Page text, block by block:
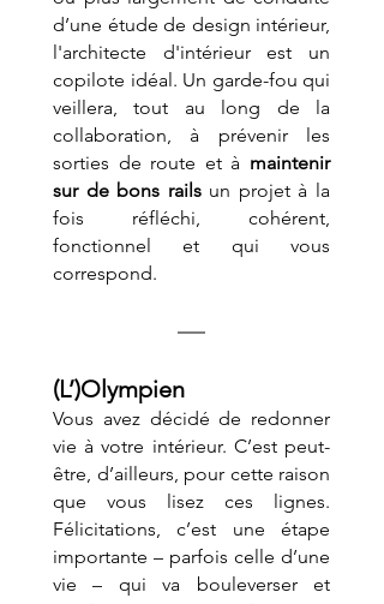
d’une étude de design intérieur,
l'architecte d'intérieur est un
copilote idéal. Un garde-fou qui
veillera, tout au long de la
collaboration, à prévenir les
sorties de route et à maintenir
sur de bons rails un projet à la
fois réfléchi, cohérent,
fonctionnel et qui vous
correspond.
(L’)Olympien
Vous avez décidé de redonner
vie à votre intérieur. C’est peut-
être, d’ailleurs, pour cette raison
que vous lisez ces lignes.
Félicitations, c’est une étape
importante – parfois celle d’une
vie – qui va bouleverser et